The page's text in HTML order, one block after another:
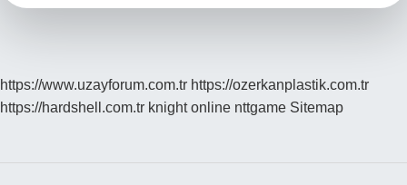
https://www.uzayforum.com.tr https://ozerkanplastik.com.tr
https://hardshell.com.tr knight online nttgame Sitemap